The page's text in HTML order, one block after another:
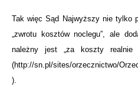
Tak więc Sąd Najwyższy nie tylko
„zwrotu kosztów noclegu”, ale
należny jest „za koszty realnie
(http://sn.pl/sites/orzecznictwo/
).